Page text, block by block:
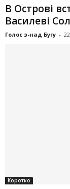
В Острові
Василеві
Голос з-над Бугу -
Коротко